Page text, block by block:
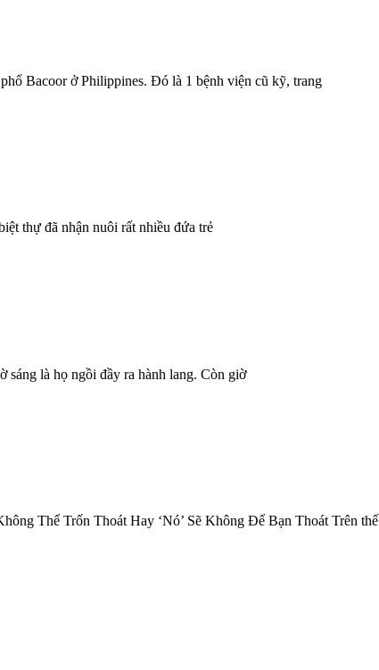
Bacoor ở Philippines. Đó là 1 bệnh viện cũ kỹ, trang
thự đã nhận nuôi rất nhiều đứa trẻ
là họ ngồi đầy ra hành lang. Còn giờ
Thể Trốn Thoát Hay ‘Nó’ Sẽ Không Để Bạn Thoát Trên thế